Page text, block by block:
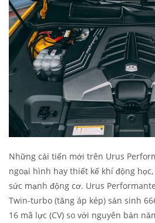
Những cải tiến mới trên Urus
ngoại hình hay thiết kế khí động
sức mạnh động cơ. Urus
Twin-turbo (tăng áp kép) sản sinh
16 mã lực (CV) so với nguyên bản